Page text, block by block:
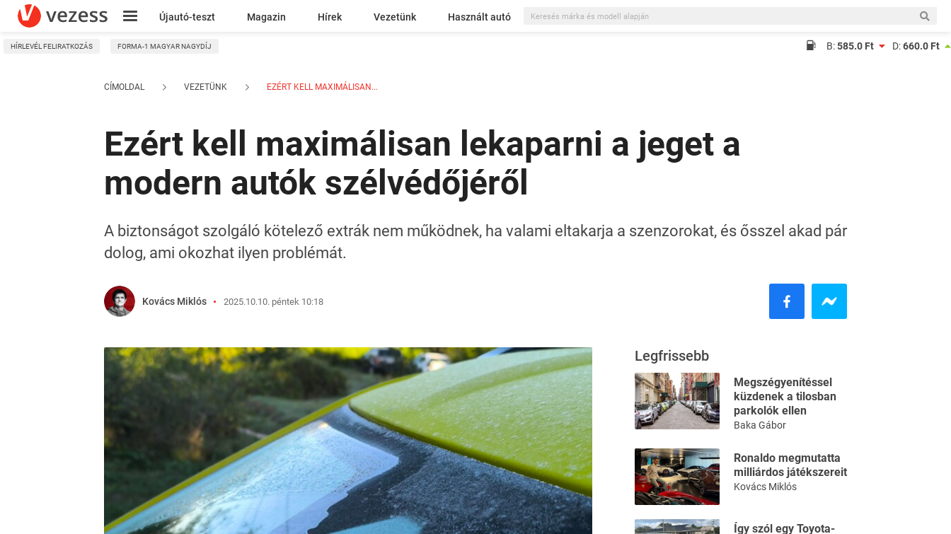
Újautó-teszt Magazin Hírek Vezetünk Használt autó
Kresz
HÍRLEVÉL FELIRATKOZÁS FORMA-1 MAGYAR NAGYDÍJ B:585.0 Ft D:660.0 Ft
CÍMOLDAL VEZETÜNK EZÉRT KELL MAXIMÁLISAN...
Ezért kell maximálisan lekaparni a jeget a
modern autók szélvédőjéről
A biztonságot szolgáló kötelező extrák nem működnek, ha valami eltakarja a szenzorokat, és ősszel akad pár
dolog, ami okozhat ilyen problémát.
Kovács Miklós 2025.10.10. péntek 10:18
Legfrissebb
Megszégyenítéssel
küzdenek a tilosban
parkolók ellen
Baka Gábor
Ronaldo megmutatta
milliárdos játékszereit
Kovács Miklós
Így szól egy Toyota-